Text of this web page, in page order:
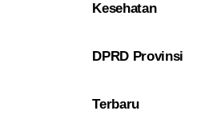
Kesehatan
DPRD Provinsi
Terbaru